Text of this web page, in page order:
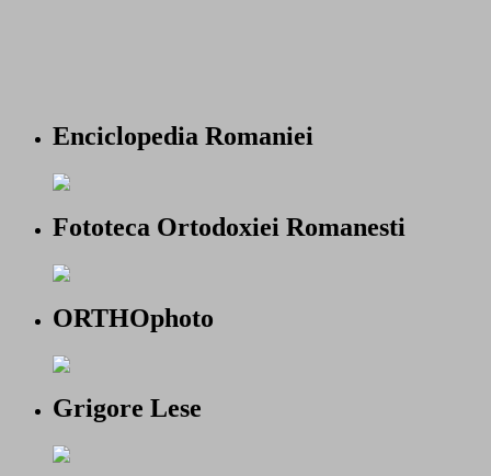
Enciclopedia Romaniei
Fototeca Ortodoxiei Romanesti
ORTHOphoto
Grigore Lese